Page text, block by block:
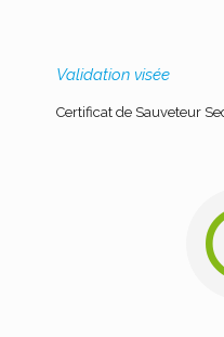
Validation visée
Certificat de Sauveteur